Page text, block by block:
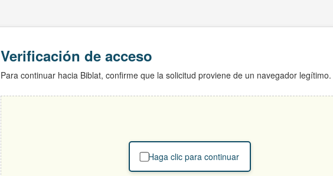
Verificación de acceso
Para continuar hacia Biblat, confirme que la solicitud proviene de un navegador legítimo.
Haga clic para continuar